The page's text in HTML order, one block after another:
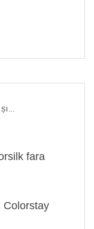
fara
Colorstay